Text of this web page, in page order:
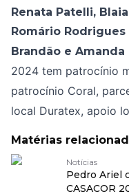
Renata Patelli,
Romário
Brandão e
2024 tem patrocínio
patrocínio Coral,
local Duratex, apoio
Matérias
Notícias
Pedro Ariel
CASACOR